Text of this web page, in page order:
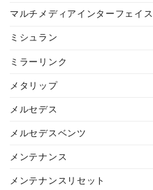
マルチメディアインターフェイス
ミシュラン
ミラーリンク
メタリップ
メルセデス
メルセデスベンツ
メンテナンス
メンテナンスリセット